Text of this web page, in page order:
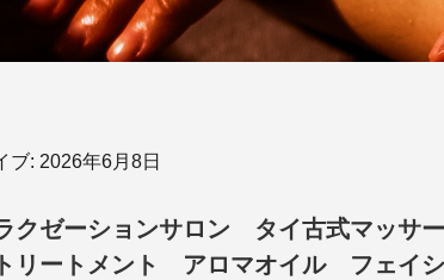
ブ: 2026年6月8日
クゼーションサロン タイ古式マッ
リートメント アロマオイル フェイ